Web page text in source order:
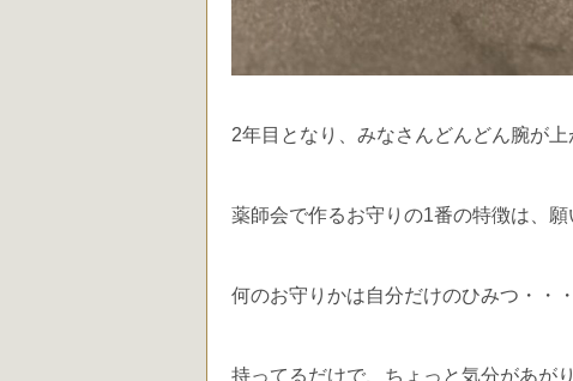
2年目となり、みなさんどんどん腕が上
薬師会で作るお守りの1番の特徴は、願
何のお守りかは自分だけのひみつ・・・
持ってるだけで、ちょっと気分があが